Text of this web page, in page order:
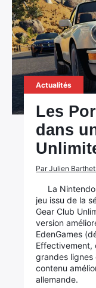
Actualités
Les
dans
Par Julien
La
jeu issu de la
Gear Club
version
EdenGames
Effectivement,
grandes
contenu
allemande.